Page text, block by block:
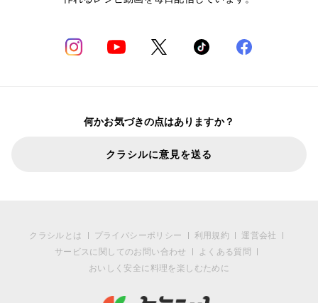
何かお気づきの点はありますか？
クラシルに意見を送る
クラシルとは プライバシーポリシー 利用規約
運営会社
サービスに関してのお問い合わせ
よくある質問
おいしく安全に料理を楽しむために